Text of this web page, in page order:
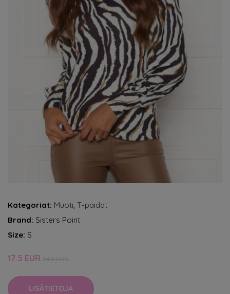
Kategoriat: Muoti, T-paidat
Brand: Sisters Point
Size: S
17.5 EUR
LISÄTIETOJA